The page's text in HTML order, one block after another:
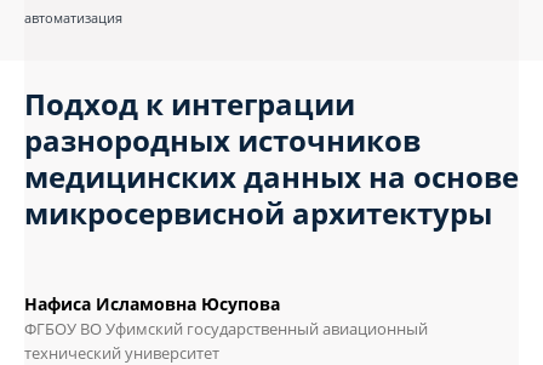
автоматизация
Подход к интеграции
разнородных источников
медицинских данных на основе
микросервисной архитектуры
Нафиса Исламовна Юсупова
ФГБОУ ВО Уфимский государственный авиационный
технический университет